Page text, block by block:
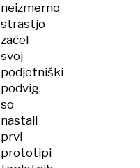
neizmerno
strastjo
začel
svoj
podjetniški
podvig,
so
nastali
prvi
prototipi